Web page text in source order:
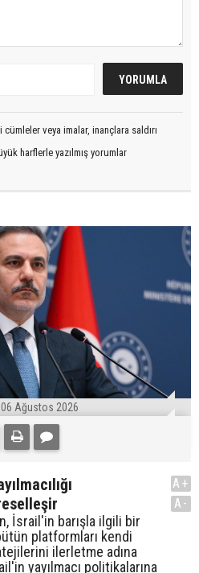
veya imalar, inançlara saldırı
harflerle yazılmış yorumlar
06 Ağustos 2026
İsrail'in barışla ilgili bir
platformları kendi
ilerletme adına
yayılmacı politikalarına
A+
A-